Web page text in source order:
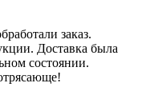
заказ.
Доставка была
состоянии.